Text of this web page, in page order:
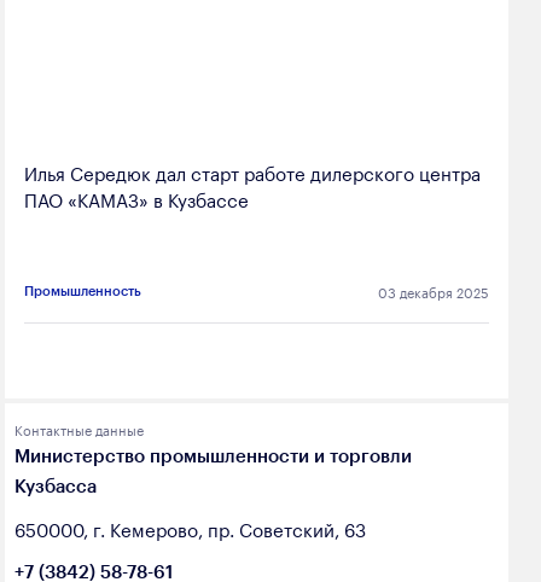
Илья Середюк дал старт работе дилерского центра
ПАО «КАМАЗ» в Кузбассе
Промышленность 03 декабря 2025
Контактные данные
Министерство промышленности и торговли
Кузбасса
650000, г. Кемерово, пр. Советский, 63
+7 (3842) 58-78-61